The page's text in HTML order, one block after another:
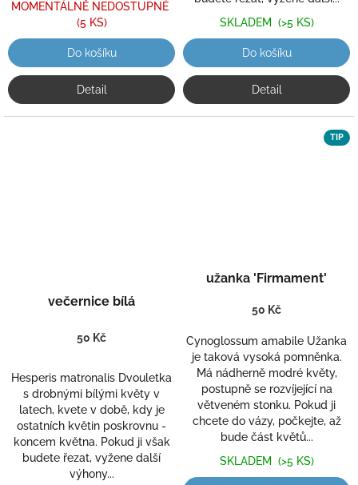
MOMENTÁLNĚ NEDOSTUPNÉ
(5 KS)
Do košíku
Detail
SKLADEM (>5 KS)
Do košíku
Detail
večernice bílá
50 Kč
Hesperis matronalis Dvouletka
s drobnými bílými květy v
latech, kvete v době, kdy je
ostatních květin poskrovnu -
koncem května. Pokud ji však
budete řezat, vyžene další
výhony...
TIP
užanka 'Firmament'
50 Kč
Cynoglossum amabile Užanka
je taková vysoká pomněnka.
Má nádherně modré květy,
postupně se rozvíjející na
větveném stonku. Pokud ji
chcete do vázy, počkejte, až
bude část květů...
SKLADEM (>5 KS)